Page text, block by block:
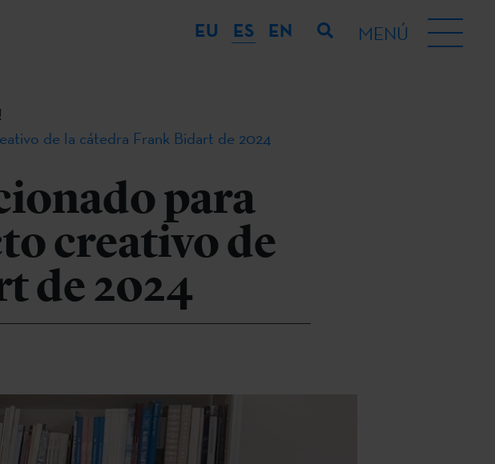
EU ES EN MENÚ
de la cátedra Frank Bidart de 2024
para
creativo de
de 2024